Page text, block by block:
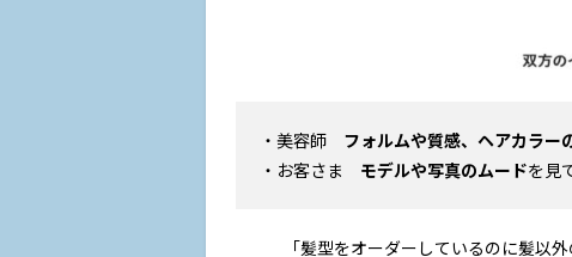
・美容師 フォルムや質感、ヘアカラー
・お客さま モデルや写真のムードを見
「髪型をオーダーしているのに髪以